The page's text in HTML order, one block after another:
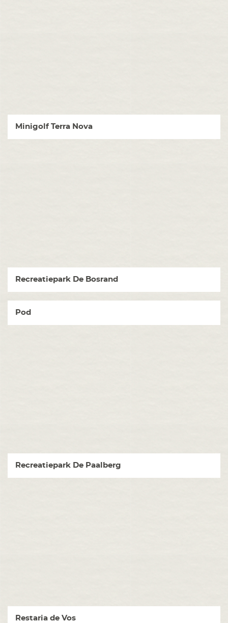
Minigolf Terra Nova
Recreatiepark De Bosrand
Pod
Recreatiepark De Paalberg
Restaria de Vos